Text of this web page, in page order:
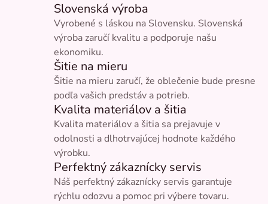
Slovenská výroba
Vyrobené s láskou na Slovensku. Slovenská
výroba zaručí kvalitu a podporuje našu
ekonomiku.
Šitie na mieru
Šitie na mieru zaručí, že oblečenie bude presne
podľa vašich predstáv a potrieb.
Kvalita materiálov a šitia
Kvalita materiálov a šitia sa prejavuje v
odolnosti a dlhotrvajúcej hodnote každého
výrobku.
Perfektný zákaznícky servis
Náš perfektný zákaznícky servis garantuje
rýchlu odozvu a pomoc pri výbere tovaru.